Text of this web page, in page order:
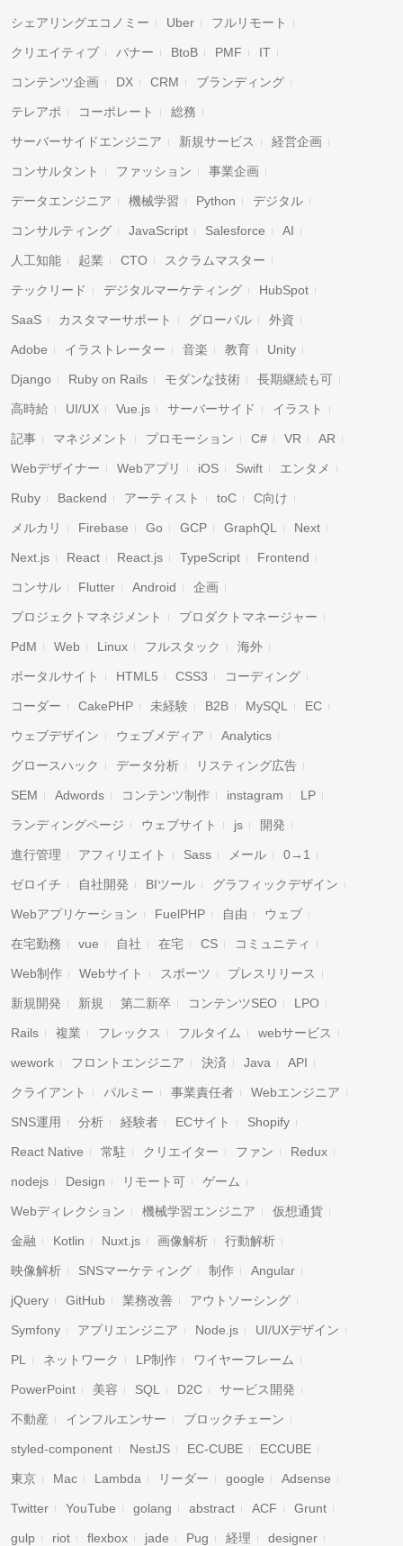
シェアリングエコノミー Uber フルリモート
クリエイティブ バナー BtoB PMF IT
コンテンツ企画 DX CRM ブランディング
テレアポ コーポレート 総務
サーバーサイドエンジニア 新規サービス 経営企画
コンサルタント ファッション 事業企画
データエンジニア 機械学習 Python デジタル
コンサルティング JavaScript Salesforce AI
人工知能 起業 CTO スクラムマスター
テックリード デジタルマーケティング HubSpot
SaaS カスタマーサポート グローバル 外資
Adobe イラストレーター 音楽 教育 Unity
Django Ruby on Rails モダンな技術 長期継続も可
高時給 UI/UX Vue.js サーバーサイド イラスト
記事 マネジメント プロモーション C# VR AR
Webデザイナー Webアプリ iOS Swift エンタメ
Ruby Backend アーティスト toC C向け
メルカリ Firebase Go GCP GraphQL Next
Next.js React React.js TypeScript Frontend
コンサル Flutter Android 企画
プロジェクトマネジメント プロダクトマネージャー
PdM Web Linux フルスタック 海外
ポータルサイト HTML5 CSS3 コーディング
コーダー CakePHP 未経験 B2B MySQL EC
ウェブデザイン ウェブメディア Analytics
グロースハック データ分析 リスティング広告
SEM Adwords コンテンツ制作 instagram LP
ランディングページ ウェブサイト js 開発
進行管理 アフィリエイト Sass メール 0→1
ゼロイチ 自社開発 BIツール グラフィックデザイン
Webアプリケーション FuelPHP 自由 ウェブ
在宅勤務 vue 自社 在宅 CS コミュニティ
Web制作 Webサイト スポーツ プレスリリース
新規開発 新規 第二新卒 コンテンツSEO LPO
Rails 複業 フレックス フルタイム webサービス
wework フロントエンジニア 決済 Java API
クライアント パルミー 事業責任者 Webエンジニア
SNS運用 分析 経験者 ECサイト Shopify
React Native 常駐 クリエイター ファン Redux
nodejs Design リモート可 ゲーム
Webディレクション 機械学習エンジニア 仮想通貨
金融 Kotlin Nuxt.js 画像解析 行動解析
映像解析 SNSマーケティング 制作 Angular
jQuery GitHub 業務改善 アウトソーシング
Symfony アプリエンジニア Node.js UI/UXデザイン
PL ネットワーク LP制作 ワイヤーフレーム
PowerPoint 美容 SQL D2C サービス開発
不動産 インフルエンサー ブロックチェーン
styled-component NestJS EC-CUBE ECCUBE
東京 Mac Lambda リーダー google Adsense
Twitter YouTube golang abstract ACF Grunt
gulp riot flexbox jade Pug 経理 designer